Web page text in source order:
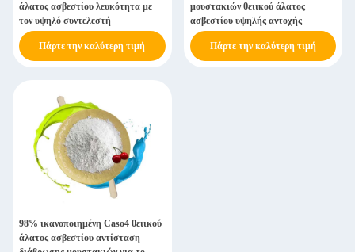
άλατος ασβεστίου λευκότητα με
τον υψηλό συντελεστή
Πάρτε την καλύτερη τιμή
μουστακιών θειικού άλατος
ασβεστίου υψηλής αντοχής
Πάρτε την καλύτερη τιμή
98% ικανοποιημένη Caso4 θειικού
άλατος ασβεστίου αντίσταση